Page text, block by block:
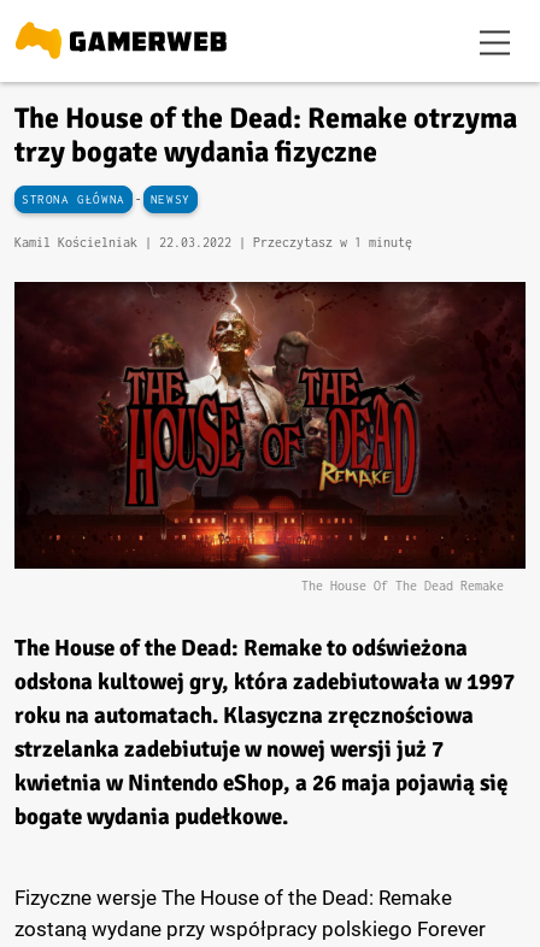
The House of the Dead: Remake otrzyma
trzy bogate wydania fizyczne
STRONA GŁÓWNA - NEWSY
Kamil Kościelniak | 22.03.2022 | Przeczytasz w 1 minutę
The House Of The Dead Remake
The House of the Dead: Remaketo odświeżona
odsłona kultowej gry, która zadebiutowała w 1997
roku na automatach. Klasyczna zręcznościowa
strzelanka zadebiutuje w nowej wersji już 7
kwietnia w Nintendo eShop, a 26 maja pojawią się
bogate wydania pudełkowe.
Fizyczne wersje The House of the Dead: Remake
zostaną wydane przy współpracy polskiego Forever